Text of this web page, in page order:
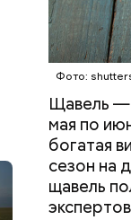
Фото:
Щавель —
мая по
богатая
сезон на
щавель